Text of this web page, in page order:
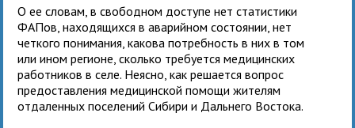
О ее словам, в свободном доступе нет статистики
ФАПов, находящихся в аварийном состоянии, нет
четкого понимания, какова потребность в них в том
или ином регионе, сколько требуется медицинских
работников в селе. Неясно, как решается вопрос
предоставления медицинской помощи жителям
отдаленных поселений Сибири и Дальнего Востока.